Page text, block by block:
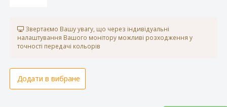
Звертаємо Вашу увагу, що через індивідуальні
налаштування Вашого монітору можливі розходження у
точності передачі кольорів
Додати в вибране